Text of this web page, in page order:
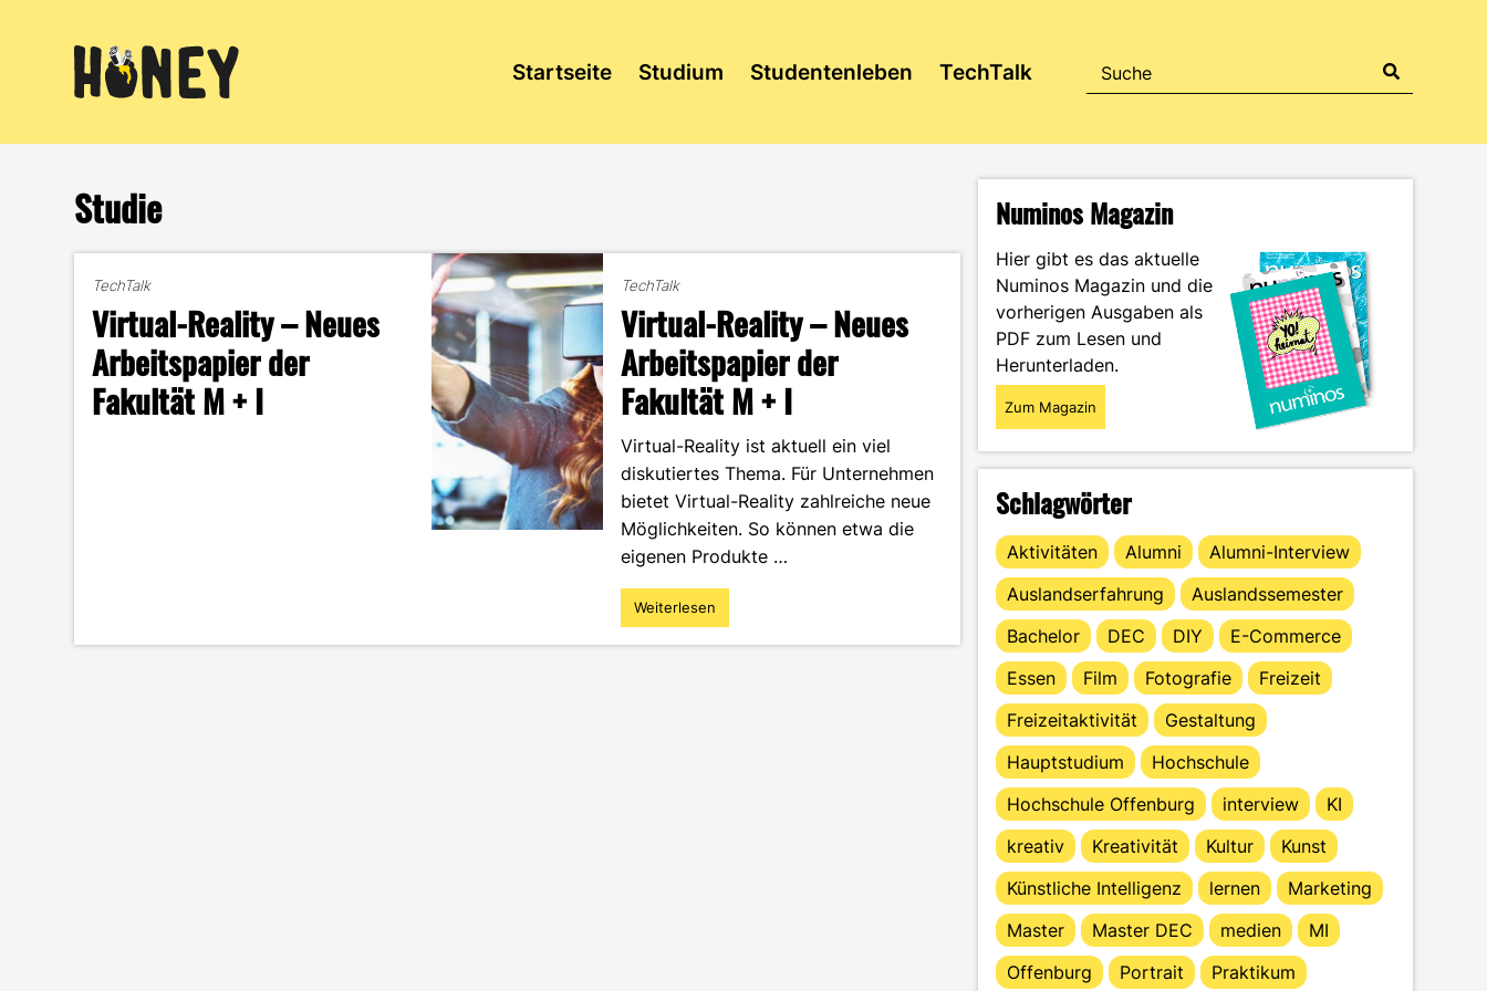
Startseite Studium Studentenleben TechTalk
Studie
TechTalk
Virtual-Reality – Neues
Arbeitspapier der
Fakultät M + I
TechTalk
Virtual-Reality – Neues
Arbeitspapier der
Fakultät M + I
Virtual-Reality ist aktuell ein viel
diskutiertes Thema. Für Unternehmen
bietet Virtual-Reality zahlreiche neue
Möglichkeiten. So können etwa die
eigenen Produkte …
"Virtual-
Reality
Weiterlesen
Numinos Magazin
Hier gibt es das aktuelle
Numinos Magazin und die
vorherigen Ausgaben als
PDF zum Lesen und
Herunterladen.
Zum Magazin
Schlagwörter
Aktivitäten Alumni
Alumni-Interview
Auslandserfahrung
Auslandssemester
Bachelor
DEC DIY
E-Commerce
Essen
Film Fotografie
Freizeit
Freizeitaktivität
Gestaltung
Hauptstudium
Hochschule
Hochschule Offenburg
interview
KI
kreativ
Kreativität Kultur
Kunst
Künstliche Intelligenz
lernen
Marketing
Master
Master DEC medien
MI
Offenburg
Portrait
Praktikum